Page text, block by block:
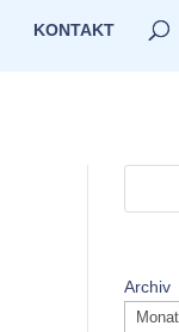
KONTAKT
Archiv